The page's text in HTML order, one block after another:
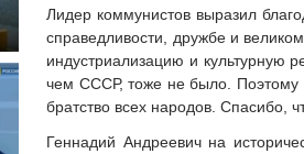
Лидер коммунистов выразил
справедливости, дружбе и
индустриализацию и
чем СССР, тоже не было. Поэтому
братство всех народов. Спасибо,
Геннадий Андреевич на